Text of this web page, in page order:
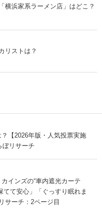
横浜家系ラーメン店」はどこ？
リストは？
【2026年版・人気投票実施
ぼリサーチ
インズの“車内遮光カーテ
て安心」「ぐっすり眠れま
サーチ：2ページ目